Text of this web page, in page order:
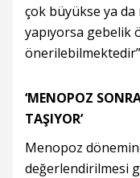
çok büyükse ya da
yapıyorsa gebelik
‘MENOPOZ
TAŞIYOR’
Menopoz
değerlendirilmesi